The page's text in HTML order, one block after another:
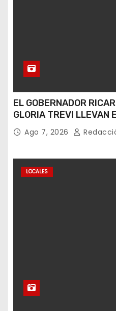
EL GOBERNADOR
GLORIA TREVI LLEVAN
Ago 7, 2026
LOCALES